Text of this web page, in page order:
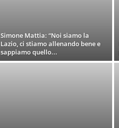
Simone Mattia: “Noi siamo la
Lazio, ci stiamo allenando bene e
sappiamo quello...